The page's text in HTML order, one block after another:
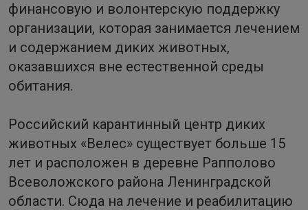
финансовую и волонтерскую поддержку
организации, которая занимается лечением
и содержанием диких животных,
оказавшихся вне естественной среды
обитания.
Российский карантинный центр диких
животных «Велес» существует больше 15
лет и расположен в деревне Рапполово
Всеволожского района Ленинградской
области. Сюда на лечение и реабилитацию